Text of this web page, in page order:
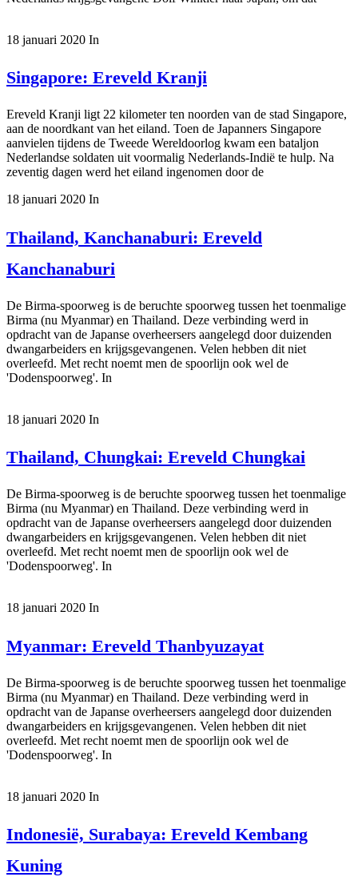
18 januari 2020 In
Singapore: Ereveld Kranji
Ereveld Kranji ligt 22 kilometer ten noorden van de stad Singapore,
aan de noordkant van het eiland. Toen de Japanners Singapore
aanvielen tijdens de Tweede Wereldoorlog kwam een bataljon
Nederlandse soldaten uit voormalig Nederlands-Indië te hulp. Na
zeventig dagen werd het eiland ingenomen door de
18 januari 2020 In
Thailand, Kanchanaburi: Ereveld
Kanchanaburi
De Birma-spoorweg is de beruchte spoorweg tussen het toenmalige
Birma (nu Myanmar) en Thailand. Deze verbinding werd in
opdracht van de Japanse overheersers aangelegd door duizenden
dwangarbeiders en krijgsgevangenen. Velen hebben dit niet
overleefd. Met recht noemt men de spoorlijn ook wel de
'Dodenspoorweg'. In
18 januari 2020 In
Thailand, Chungkai: Ereveld Chungkai
De Birma-spoorweg is de beruchte spoorweg tussen het toenmalige
Birma (nu Myanmar) en Thailand. Deze verbinding werd in
opdracht van de Japanse overheersers aangelegd door duizenden
dwangarbeiders en krijgsgevangenen. Velen hebben dit niet
overleefd. Met recht noemt men de spoorlijn ook wel de
'Dodenspoorweg'. In
18 januari 2020 In
Myanmar: Ereveld Thanbyuzayat
De Birma-spoorweg is de beruchte spoorweg tussen het toenmalige
Birma (nu Myanmar) en Thailand. Deze verbinding werd in
opdracht van de Japanse overheersers aangelegd door duizenden
dwangarbeiders en krijgsgevangenen. Velen hebben dit niet
overleefd. Met recht noemt men de spoorlijn ook wel de
'Dodenspoorweg'. In
18 januari 2020 In
Indonesië, Surabaya: Ereveld Kembang
Kuning